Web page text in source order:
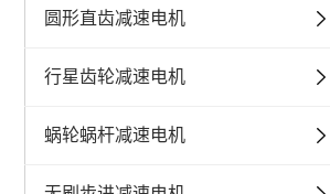
圆形直齿减速电机
行星齿轮减速电机
蜗轮蜗杆减速电机